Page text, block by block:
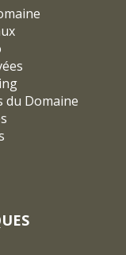
du Domaine